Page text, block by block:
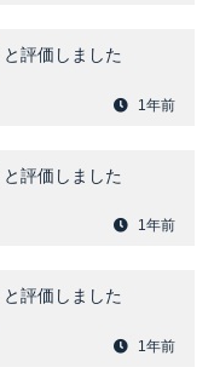
と評価しました
1年前
と評価しました
1年前
と評価しました
1年前